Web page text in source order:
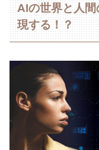
AIの世界と人
現する！？